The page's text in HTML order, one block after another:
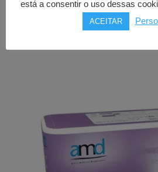
está a consentir o uso dessas
ACEITAR